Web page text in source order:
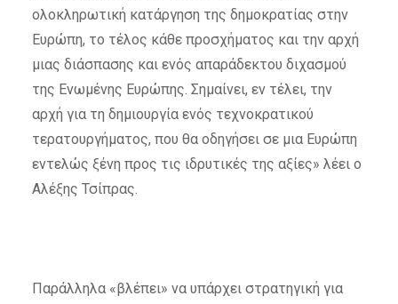
ολοκληρωτική κατάργηση της δημοκρατίας στην
Ευρώπη, το τέλος κάθε προσχήματος και την αρχή
μιας διάσπασης και ενός απαράδεκτου διχασμού
της Ενωμένης Ευρώπης. Σημαίνει, εν τέλει, την
αρχή για τη δημιουργία ενός τεχνοκρατικού
τερατουργήματος, που θα οδηγήσει σε μια Ευρώπη
εντελώς ξένη προς τις ιδρυτικές της αξίες» λέει ο
Αλέξης Τσίπρας.
Παράλληλα «βλέπει» να υπάρχει στρατηγική για